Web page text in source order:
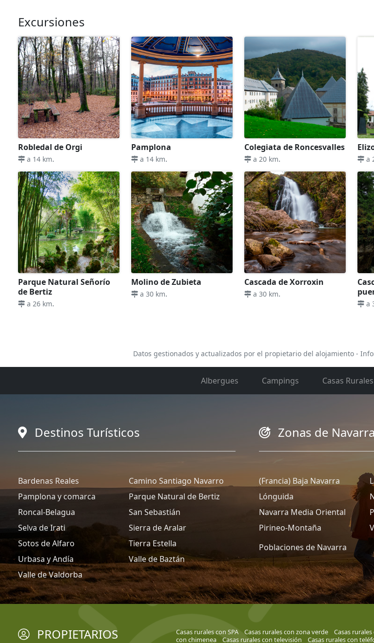
Excursiones
Robledal de Orgi
a 14 km.
Pamplona
a 14 km.
Colegiata de Roncesvalles
a 20 km. a
Parque Natural Señorío
de Bertiz
a 26 km.
Molino de Zubieta
a 30 km.
Cascada de Xorroxin
a 30 km.
a
Datos gestionados y actualizados por el propietario del alojamiento -
Albergues Campings Casas Rurales
Destinos Turísticos
Bardenas Reales
Camino Santiago Navarro
Pamplona y comarca
Parque Natural de Bertiz
Roncal-Belagua
San Sebastián
Selva de Irati
Sierra de Aralar
Sotos de Alfaro
Tierra Estella
Urbasa y Andía
Valle de Baztán
Valle de Valdorba
Zonas de Navarra
(Francia) Baja Navarra
Lónguida
Navarra Media Oriental
Pirineo-Montaña
Poblaciones de Navarra
PROPIETARIOS Casas rurales con SPA Casas rurales con zona verde Casas
con chimenea
Casas rurales con televisión Casas rurales con